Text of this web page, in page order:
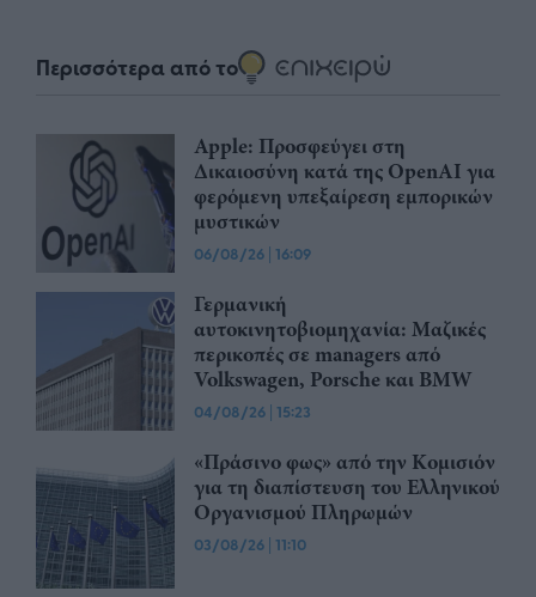
Περισσότερα από το
Apple: Προσφεύγει στη
Δικαιοσύνη κατά της OpenAI για
φερόμενη υπεξαίρεση εμπορικών
μυστικών
06/08/26 | 16:09
Γερμανική
αυτοκινητοβιομηχανία: Μαζικές
περικοπές σε managers από
Volkswagen, Porsche και BMW
04/08/26 | 15:23
«Πράσινο φως» από την Κομισιόν
για τη διαπίστευση του Ελληνικού
Οργανισμού Πληρωμών
03/08/26 | 11:10